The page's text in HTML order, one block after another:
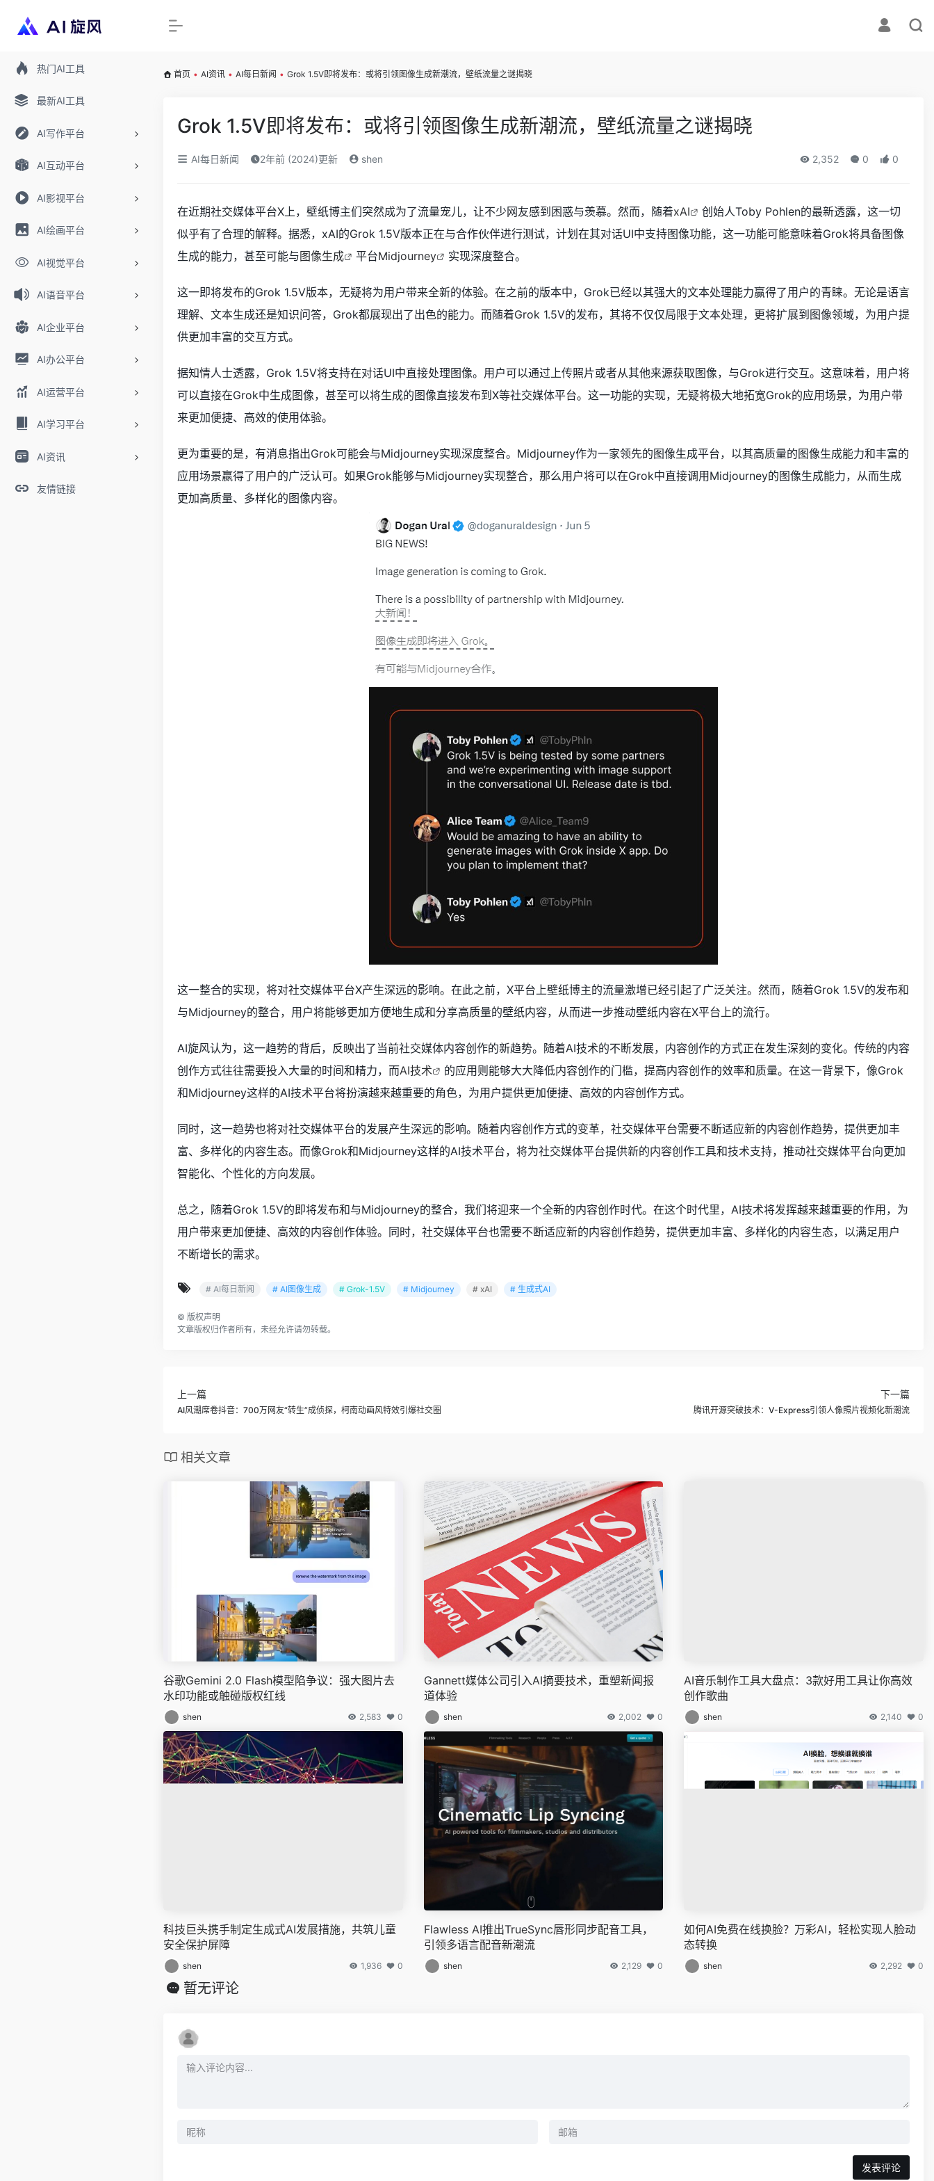
热门AI工具
最新AI工具
AI写作平台
AI互动平台
AI影视平台
AI绘画平台
AI视觉平台
AI语音平台
AI企业平台
AI办公平台
AI运营平台
AI学习平台
AI资讯
友情链接
首页 • AI资讯 • AI每日新闻 • Grok 1.5V即将发布：或将引领图像生成新潮流，壁纸流量之谜揭晓
Grok 1.5V即将发布：或将引领图像生成新潮流，壁纸流量之谜揭晓
AI每日新闻 2年前 (2024)更新 shen 2,352 0 0
在近期社交媒体平台X上，壁纸博主们突然成为了流量宠儿，让不少网友感到困惑与羡慕。然而，随着xAI
创始人Toby Pohlen的最新透露，这一切
似乎有了合理的解释。据悉，xAI的Grok 1.5V版本正在与合作伙伴进行测试，计划在其对话UI中支持图像功能，这一功能可能意味着Grok将具备图像
生成的能力，甚至可能与图像生成 平台Midjourney 实现深度整合。
这一即将发布的Grok 1.5V版本，无疑将为用户带来全新的体验。在之前的版本中，Grok已经以其强大的文本处理能力赢得了用户的青睐。无论是语言
理解、文本生成还是知识问答，Grok都展现出了出色的能力。而随着Grok 1.5V的发布，其将不仅仅局限于文本处理，更将扩展到图像领域，为用户提
供更加丰富的交互方式。
据知情人士透露，Grok 1.5V将支持在对话UI中直接处理图像。用户可以通过上传照片或者从其他来源获取图像，与Grok进行交互。这意味着，用户将
可以直接在Grok中生成图像，甚至可以将生成的图像直接发布到X等社交媒体平台。这一功能的实现，无疑将极大地拓宽Grok的应用场景，为用户带
来更加便捷、高效的使用体验。
更为重要的是，有消息指出Grok可能会与Midjourney实现深度整合。Midjourney作为一家领先的图像生成平台，以其高质量的图像生成能力和丰富的
应用场景赢得了用户的广泛认可。如果Grok能够与Midjourney实现整合，那么用户将可以在Grok中直接调用Midjourney的图像生成能力，从而生成
更加高质量、多样化的图像内容。
这一整合的实现，将对社交媒体平台X产生深远的影响。在此之前，X平台上壁纸博主的流量激增已经引起了广泛关注。然而，随着Grok 1.5V的发布和
与Midjourney的整合，用户将能够更加方便地生成和分享高质量的壁纸内容，从而进一步推动壁纸内容在X平台上的流行。
AI旋风认为，这一趋势的背后，反映出了当前社交媒体内容创作的新趋势。随着AI技术的不断发展，内容创作的方式正在发生深刻的变化。传统的内容
创作方式往往需要投入大量的时间和精力，而AI技术
的应用则能够大大降低内容创作的门槛，提高内容创作的效率和质量。在这一背景下，像Grok
和Midjourney这样的AI技术平台将扮演越来越重要的角色，为用户提供更加便捷、高效的内容创作方式。
同时，这一趋势也将对社交媒体平台的发展产生深远的影响。随着内容创作方式的变革，社交媒体平台需要不断适应新的内容创作趋势，提供更加丰
富、多样化的内容生态。而像Grok和Midjourney这样的AI技术平台，将为社交媒体平台提供新的内容创作工具和技术支持，推动社交媒体平台向更加
智能化、个性化的方向发展。
总之，随着Grok 1.5V的即将发布和与Midjourney的整合，我们将迎来一个全新的内容创作时代。在这个时代里，AI技术将发挥越来越重要的作用，为
用户带来更加便捷、高效的内容创作体验。同时，社交媒体平台也需要不断适应新的内容创作趋势，提供更加丰富、多样化的内容生态，以满足用户
不断增长的需求。
# AI每日新闻 # AI图像生成 # Grok-1.5V # Midjourney # xAI # 生成式AI
© 版权声明
文章版权归作者所有，未经允许请勿转载。
上一篇
AI风潮席卷抖音：700万网友“转生”成侦探，柯南动画风特效引爆社交圈
下一篇
腾讯开源突破技术：V-Express引领人像照片视频化新潮流
相关文章
谷歌Gemini 2.0 Flash模型陷争议：强大图片去
水印功能或触碰版权红线
shen 2,583 0
Gannett媒体公司引入AI摘要技术，重塑新闻报
道体验
shen 2,002 0
AI音乐制作工具大盘点：3款好用工具让你高效
创作歌曲
shen 2,140 0
科技巨头携手制定生成式AI发展措施，共筑儿童
安全保护屏障
shen 1,936 0
Flawless AI推出TrueSync唇形同步配音工具，
引领多语言配音新潮流
shen 2,129 0
如何AI免费在线换脸？万彩AI，轻松实现人脸动
态转换
shen 2,292 0
暂无评论
发表评论